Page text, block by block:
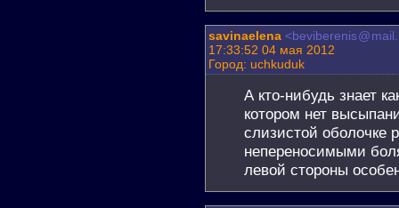
savinaelena <beviberenis@
17:33:52 04 мая 2012
Город: uchkuduk
А кто-нибудь знает
котором нет
слизистой оболочке
непереносимыми
левой стороны